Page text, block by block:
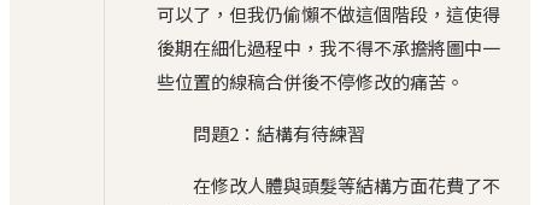
可以了，但我仍偷懶不做這個階段，這使得
後期在細化過程中，我不得不承擔將圖中一
些位置的線稿合併後不停修改的痛苦。
問題2：結構有待練習
在修改人體與頭髮等結構方面花費了不